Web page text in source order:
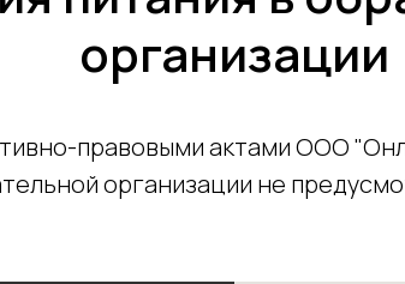
организации
правовыми актами ООО
организации не